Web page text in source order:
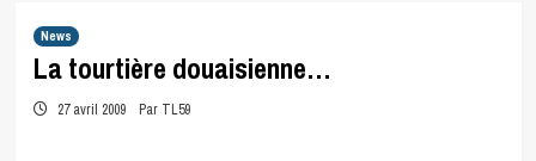
News
La tourtière douaisienne…
27 avril 2009 Par TL59